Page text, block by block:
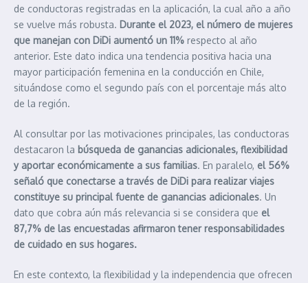
de conductoras registradas en la aplicación, la cual año a año
se vuelve más robusta. Durante el 2023, el número de mujeres
que manejan con DiDi aumentó un 11% respecto al año
anterior. Este dato indica una tendencia positiva hacia una
mayor participación femenina en la conducción en Chile,
situándose como el segundo país con el porcentaje más alto
de la región.
Al consultar por las motivaciones principales, las conductoras
destacaron la búsqueda de ganancias adicionales, flexibilidad
y aportar económicamente a sus familias. En paralelo, el 56%
señaló que conectarse a través de DiDi para realizar viajes
constituye su principal fuente de ganancias adicionales. Un
dato que cobra aún más relevancia si se considera que el
87,7% de las encuestadas afirmaron tener responsabilidades
de cuidado en sus hogares.
En este contexto, la flexibilidad y la independencia que ofrecen